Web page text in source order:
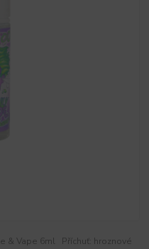
& Vape 6ml Příchuť: hroznové